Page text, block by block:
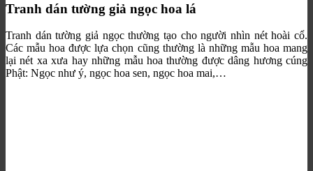
Tranh dán tường giả ngọc hoa lá
Tranh dán tường giả ngọc thường tạo cho người nhìn nét hoài cổ.
Các mẫu hoa được lựa chọn cũng thường là những mẫu hoa mang
lại nét xa xưa hay những mẫu hoa thường được dâng hương cúng
Phật: Ngọc như ý, ngọc hoa sen, ngọc hoa mai,…